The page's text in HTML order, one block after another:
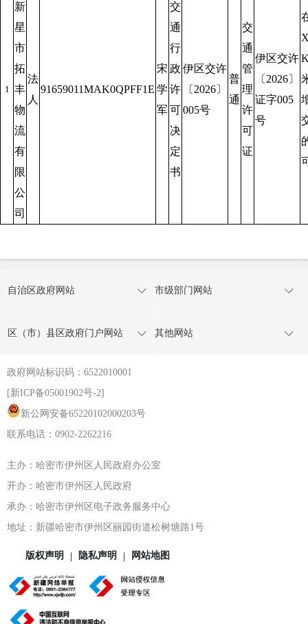
1
新
星
市
拓
丰
物
流
有
限
公
司
法
人
91659011MAK0QPFF1E
宋
学
军
交
通
行
政
许
可
决
定
书
伊区交许
〔2026〕
005号
普
通
交
通
管
理
许
可
证
伊区交许
〔2026〕
证字005
号
自治区政府网站 市级部门网站
区（市）县区政府门户网站 其他网站
政府网站标识码：6522010001
[新ICP备05001902号-2]
新公网安备65220102000203号
联系电话：0902-2262216
主办：哈密市伊州区人民政府办公室
开办：哈密市伊州区人民政府
承办：哈密市伊州区电子政务服务中心
地址：新疆哈密市伊州区丽园街道松树塘路1号
版权声明 隐私声明 网站地图